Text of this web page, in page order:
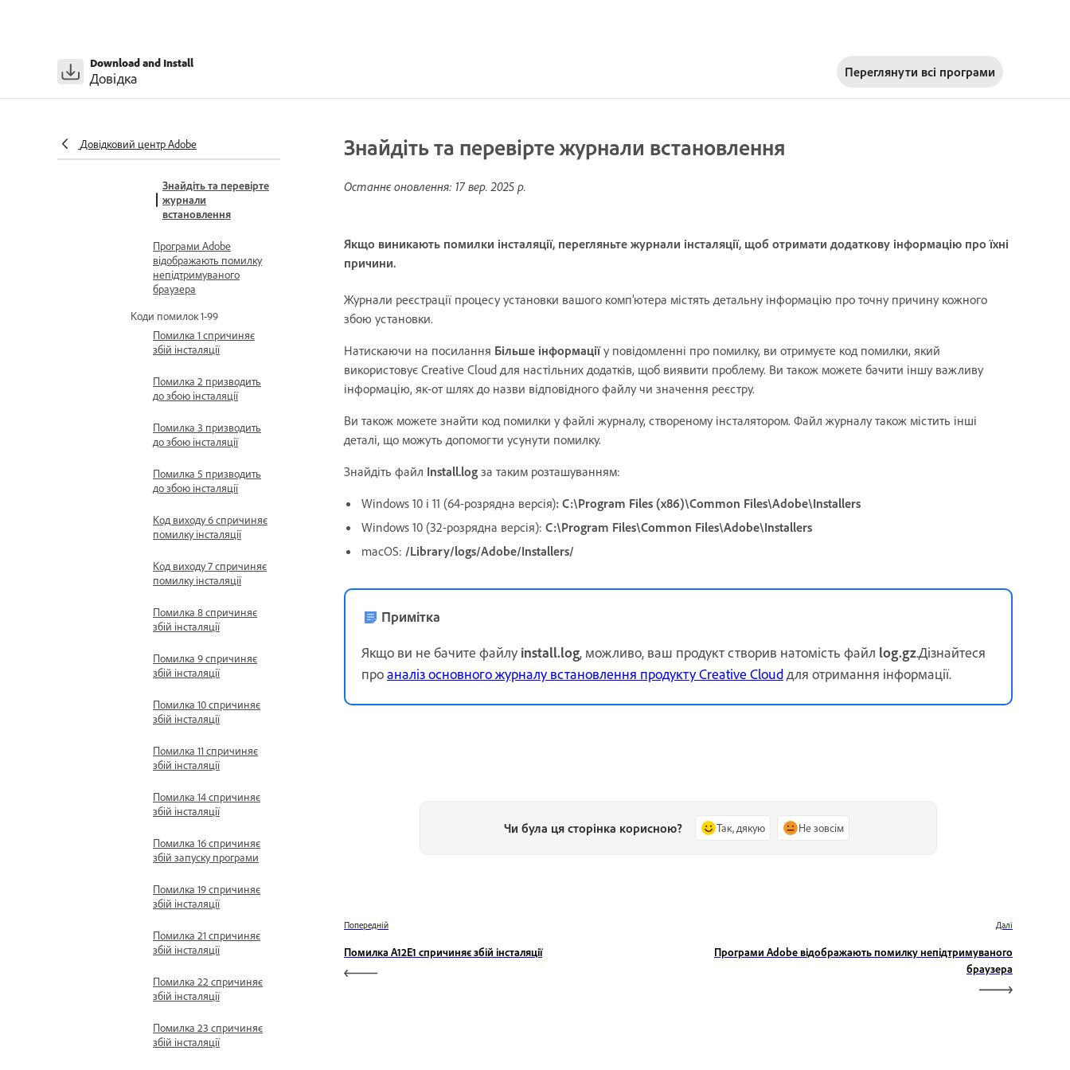
Download and Install
Довідка Переглянути всі програми
Довідковий центр Adobe
Пошук кодів помилок Adobe
спричиняє збій
інсталяції
Знайдіть та перевірте
журнали
встановлення
Програми Adobe
відображають помилку
непідтримуваного
браузера
Коди помилок 1-99
Помилка 1 спричиняє
збій інсталяції
Помилка 2 призводить
до збою інсталяції
Помилка 3 призводить
до збою інсталяції
Помилка 5 призводить
до збою інсталяції
Код виходу 6 спричиняє
помилку інсталяції
Код виходу 7 спричиняє
помилку інсталяції
Помилка 8 спричиняє
збій інсталяції
Помилка 9 спричиняє
збій інсталяції
Помилка 10 спричиняє
збій інсталяції
Помилка 11 спричиняє
збій інсталяції
Помилка 14 спричиняє
збій інсталяції
Помилка 16 спричиняє
збій запуску програми
Помилка 19 спричиняє
збій інсталяції
Помилка 21 спричиняє
збій інсталяції
Помилка 22 спричиняє
збій інсталяції
Помилка 23 спричиняє
збій інсталяції
Знайдіть та перевірте журнали встановлення
Останнє оновлення: 17 вер. 2025 р.
Якщо виникають помилки інсталяції, перегляньте журнали інсталяції, щоб отримати додаткову інформацію про їхні
причини.
Журнали реєстрації процесу установки вашого комп’ютера містять детальну інформацію про точну причину кожного
збою установки.
Натискаючи на посилання Більше інформаціїу повідомленні про помилку, ви отримуєте код помилки, який
використовує Creative Cloud для настільних додатків, щоб виявити проблему. Ви також можете бачити іншу важливу
інформацію, як-от шлях до назви відповідного файлу чи значення реєстру.
Ви також можете знайти код помилки у файлі журналу, створеному інсталятором. Файл журналу також містить інші
деталі, що можуть допомогти усунути помилку.
Знайдіть файл Install.log за таким розташуванням:
Windows 10 і 11 (64-розрядна версія): C:\Program Files (x86)\Common Files\Adobe\Installers
Windows 10 (32-розрядна версія): C:\Program Files\Common Files\Adobe\Installers
macOS: /Library/logs/Adobe/Installers/
Примітка
Якщо ви не бачите файлу install.log, можливо, ваш продукт створив натомість файл log.gz.Дізнайтеся
проаналіз основного журналу встановлення продукту Creative Cloudдля отримання інформації.
Чи була ця сторінка корисною? Так, дякую Не зовсім
Попередній
Помилка A12E1 спричиняє збій інсталяції
Далі
Програми Adobe відображають помилку непідтримуваного
браузера